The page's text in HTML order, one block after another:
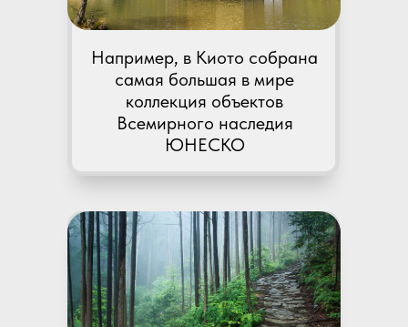
Например, в Киото собрана
самая большая в мире
коллекция объектов
Всемирного наследия
ЮНЕСКО